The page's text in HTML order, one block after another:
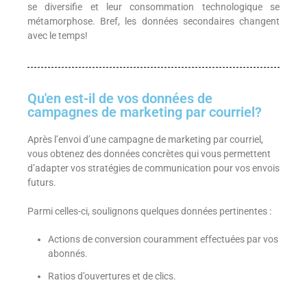
se diversifie et leur consommation technologique se
métamorphose. Bref, les données secondaires changent
avec le temps!
Qu'en est-il de vos données de
campagnes de marketing par courriel?
Après l’envoi d’une campagne de marketing par courriel,
vous obtenez des données concrètes qui vous permettent
d’adapter vos stratégies de communication pour vos envois
futurs.
Parmi celles-ci, soulignons quelques données pertinentes :
Actions de conversion couramment effectuées par vos
abonnés.
Ratios d’ouvertures et de clics.